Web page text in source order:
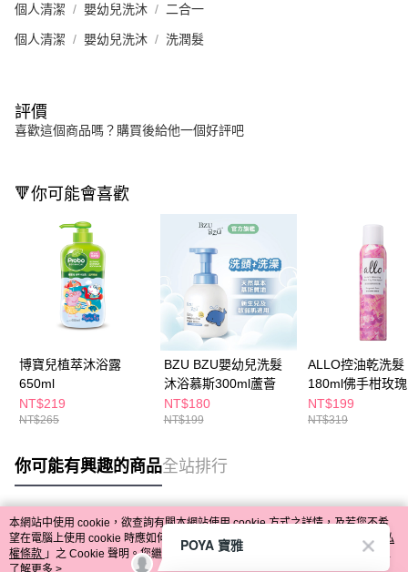
個人清潔 嬰幼兒洗沐 二合一
個人清潔 嬰幼兒洗沐 洗潤髮
評價
喜歡這個商品嗎？購買後給他一個好評吧
🔻你可能會喜歡
博寶兒植萃沐浴露
650ml
NT$219
NT$265
BZU BZU嬰幼兒洗髮
沐浴慕斯300ml蘆薈
NT$180
NT$199
ALLO控油乾洗髮
180ml佛手柑玫瑰
NT$199
NT$319
你可能有興趣的商品全站排行
熱門標籤
本網站中使用 cookie，欲查詢有關本網站使用 cookie 方式之詳情，及若您不希
望在電腦上使用 cookie 時應如何變更電腦的 cookie 設定，請參閱本網站「 隱私
權條款 」之 Cookie 聲明。您繼續使用本網站即表示您同意本公司得按本網站使
用條款之 Cookie 聲明使用 cookie。
了解更多 >
POYA 寶雅